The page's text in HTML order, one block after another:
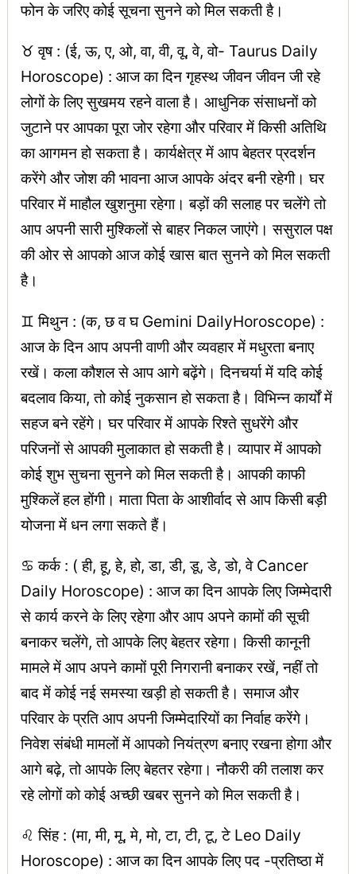
फोन के जरिए कोई सूचना सुनने को मिल सकती है।
♉ वृष : (ई, ऊ, ए, ओ, वा, वी, वू, वे, वो- Taurus Daily
Horoscope) : आज का दिन गृहस्थ जीवन जीवन जी रहे
लोगों के लिए सुखमय रहने वाला है। आधुनिक संसाधनों को
जुटाने पर आपका पूरा जोर रहेगा और परिवार में किसी अतिथि
का आगमन हो सकता है। कार्यक्षेत्र में आप बेहतर प्रदर्शन
करेंगे और जोश की भावना आज आपके अंदर बनी रहेगी। घर
परिवार में माहौल खुशनुमा रहेगा। बड़ों की सलाह पर चलेंगे तो
आप अपनी सारी मुश्किलों से बाहर निकल जाएंगे। ससुराल पक्ष
की ओर से आपको आज कोई खास बात सुनने को मिल सकती
है।
♊ मिथुन : (क, छ व घ Gemini DailyHoroscope) :
आज के दिन आप अपनी वाणी और व्यवहार में मधुरता बनाए
रखें। कला कौशल से आप आगे बढ़ेंगे। दिनचर्या में यदि कोई
बदलाव किया, तो कोई नुकसान हो सकता है। विभिन्न कार्यों में
सहज बने रहेंगे। घर परिवार में आपके रिश्ते सुधरेंगे और
परिजनों से आपकी मुलाकात हो सकती है। व्यापार में आपको
कोई शुभ सुचना सुनने को मिल सकती है। आपकी काफी
मुश्किलें हल होंगी। माता पिता के आशीर्वाद से आप किसी बड़ी
योजना में धन लगा सकते हैं।
♋ कर्क : ( ही, हू, हे, हो, डा, डी, डू, डे, डो, वे Cancer
Daily Horoscope) : आज का दिन आपके लिए जिम्मेदारी
से कार्य करने के लिए रहेगा और आप अपने कामों की सूची
बनाकर चलेंगे, तो आपके लिए बेहतर रहेगा। किसी कानूनी
मामले में आप अपने कामों पूरी निगरानी बनाकर रखें, नहीं तो
बाद में कोई नई समस्या खड़ी हो सकती है। समाज और
परिवार के प्रति आप अपनी जिम्मेदारियों का निर्वाह करेंगे।
निवेश संबंधी मामलों में आपको नियंत्रण बनाए रखना होगा और
आगे बढ़े, तो आपके लिए बेहतर रहेगा। नौकरी की तलाश कर
रहे लोगों को कोई अच्छी खबर सुनने को मिल सकती है।
♌ सिंह : (मा, मी, मू, मे, मो, टा, टी, टू, टे Leo Daily
Horoscope) : आज का दिन आपके लिए पद -प्रतिष्ठा में